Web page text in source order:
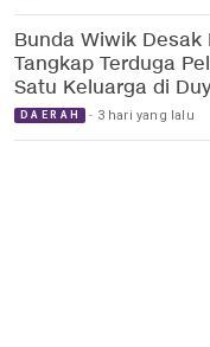
Bunda Wiwik Desak
Tangkap Terduga
Satu Keluarga di
DAERAH 3 hari yang lalu